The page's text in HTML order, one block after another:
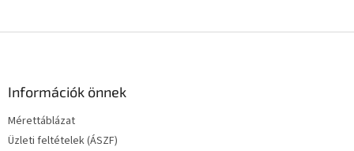
Információk önnek
Mérettáblázat
Üzleti feltételek (ÁSZF)